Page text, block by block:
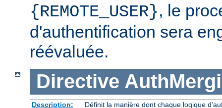
{REMOTE_USER}, le
d'authentification sera
réévaluée.
Directive
Description: Définit la manière dont chaque logique